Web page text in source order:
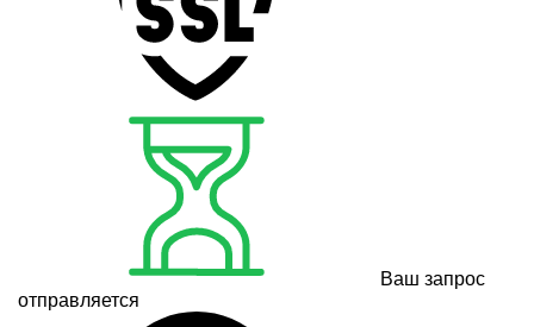
Ваш запрос
отправляется